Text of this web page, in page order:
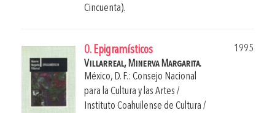
Cincuenta).
0. Epigramísticos
1995
Villarreal, Minerva Margarita.
México, D. F.: Consejo Nacional
para la Cultura y las Artes /
Instituto Coahuilense de Cultura /